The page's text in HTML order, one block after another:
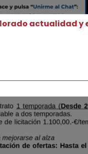
actualidad y